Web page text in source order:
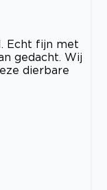
Echt fijn met
gedacht. Wij
dierbare